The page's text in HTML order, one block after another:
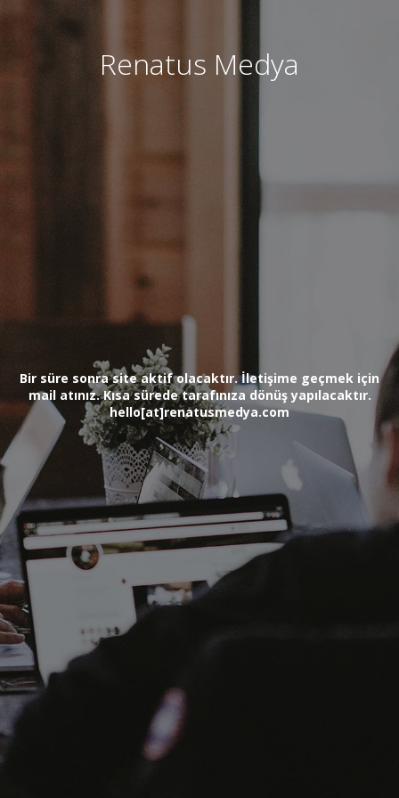
Renatus Medya
Bir süre sonra site aktif olacaktır. İletişime geçmek için
mail atınız. Kısa sürede tarafınıza dönüş yapılacaktır.
hello[at]renatusmedya.com